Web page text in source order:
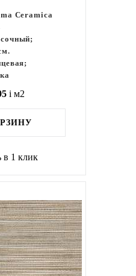
Ceramica
i м2
в 1 клик